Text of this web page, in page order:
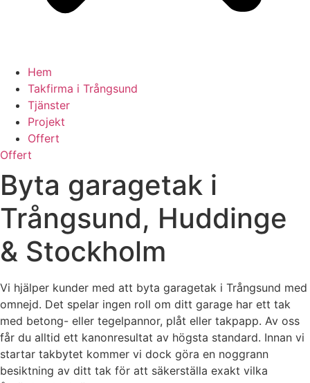
Hem
Takfirma i Trångsund
Tjänster
Projekt
Offert
Offert
Byta garagetak i
Trångsund, Huddinge
& Stockholm
Vi hjälper kunder med att byta garagetak i Trångsund med
omnejd. Det spelar ingen roll om ditt garage har ett tak
med betong- eller tegelpannor, plåt eller takpapp. Av oss
får du alltid ett kanonresultat av högsta standard. Innan vi
startar takbytet kommer vi dock göra en noggrann
besiktning av ditt tak för att säkerställa exakt vilka